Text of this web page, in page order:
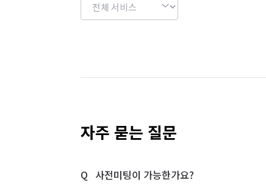
자주 묻는 질문
사전미팅이 가능한가요?